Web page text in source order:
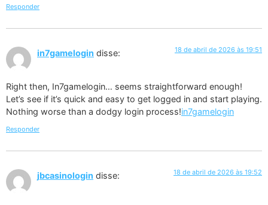
Responder
in7gamelogin disse: 18 de abril de 2026 às 19:51
Right then, In7gamelogin… seems straightforward enough!
Let’s see if it’s quick and easy to get logged in and start playing.
Nothing worse than a dodgy login process!in7gamelogin
Responder
jbcasinologin disse: 18 de abril de 2026 às 19:52